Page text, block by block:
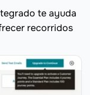
te ayuda
recorridos